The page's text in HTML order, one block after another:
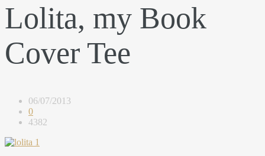
Lolita, my Book
Cover Tee
06/07/2013
0
4382